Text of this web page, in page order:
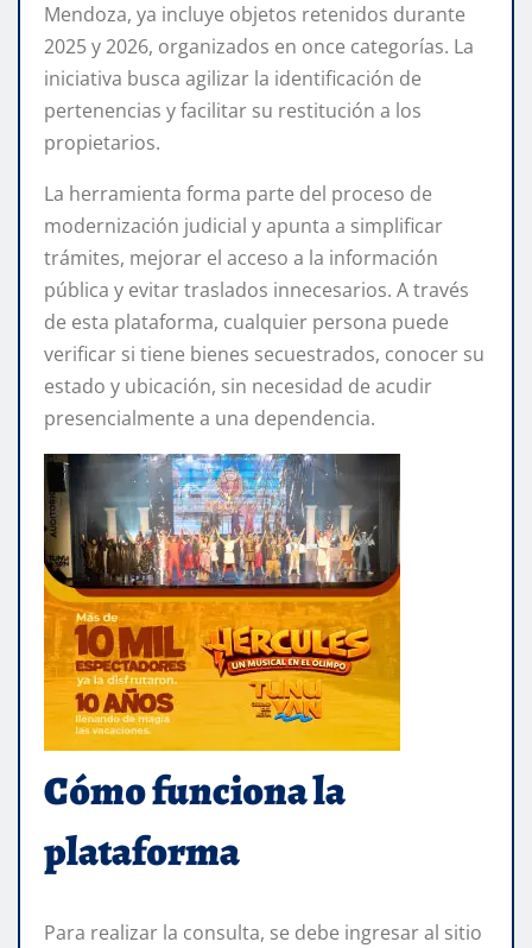
Mendoza, ya incluye objetos retenidos durante
2025 y 2026, organizados en once categorías. La
iniciativa busca agilizar la identificación de
pertenencias y facilitar su restitución a los
propietarios.
La herramienta forma parte del proceso de
modernización judicial y apunta a simplificar
trámites, mejorar el acceso a la información
pública y evitar traslados innecesarios. A través
de esta plataforma, cualquier persona puede
verificar si tiene bienes secuestrados, conocer su
estado y ubicación, sin necesidad de acudir
presencialmente a una dependencia.
Cómo funciona la
plataforma
Para realizar la consulta, se debe ingresar al sitio